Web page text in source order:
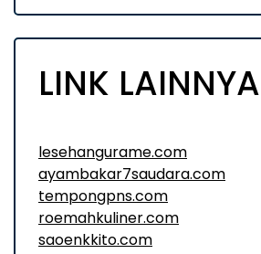
LINK LAINNYA
lesehangurame.com
ayambakar7saudara.com
tempongpns.com
roemahkuliner.com
saoenkkito.com